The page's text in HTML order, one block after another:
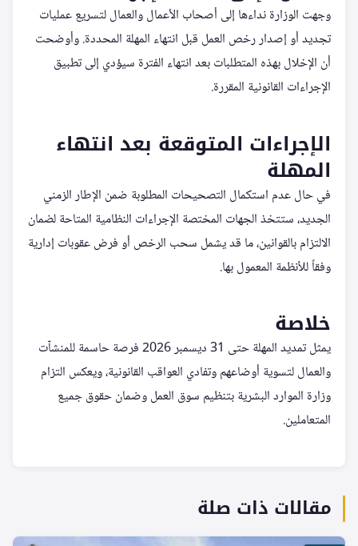
وجهت الوزارة نداءها إلى أصحاب الأعمال والعمال لتسريع عمليات
تجديد أو إصدار رخص العمل قبل انتهاء المهلة المحددة. وأوضحت
أن الإخلال بهذه المتطلبات بعد انتهاء الفترة سيؤدي إلى تطبيق
الإجراءات القانونية المقررة.
الإجراءات المتوقعة بعد انتهاء
المهلة
في حال عدم استكمال التصحيحات المطلوبة ضمن الإطار الزمني
الجديد، ستتخذ الجهات المختصة الإجراءات النظامية المتاحة لضمان
الالتزام بالقوانين، ما قد يشمل سحب الرخص أو فرض عقوبات إدارية
وفقاً للأنظمة المعمول بها.
خلاصة
يمثل تمديد المهلة حتى 31 ديسمبر 2026 فرصة حاسمة للمنشآت
والعمال لتسوية أوضاعهم وتفادي العواقب القانونية، ويعكس التزام
وزارة الموارد البشرية بتنظيم سوق العمل وضمان حقوق جميع
المتعاملين.
مقالات ذات صلة